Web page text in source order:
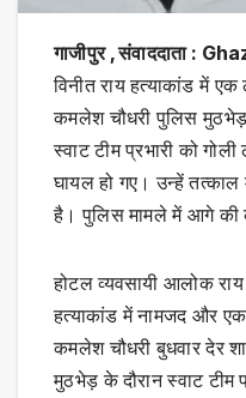
गाजीपुर , संवाददाता :
विनीत राय हत्याकांड में
कमलेश चौधरी पुलिस मुठभेड़
स्वाट टीम प्रभारी को
घायल हो गए। उन्हें तत्काल
है। पुलिस मामले में आगे की
होटल व्यवसायी आलोक
हत्याकांड में नामजद और
कमलेश चौधरी बुधवार देर
मुठभेड़ के दौरान स्वाट टीम